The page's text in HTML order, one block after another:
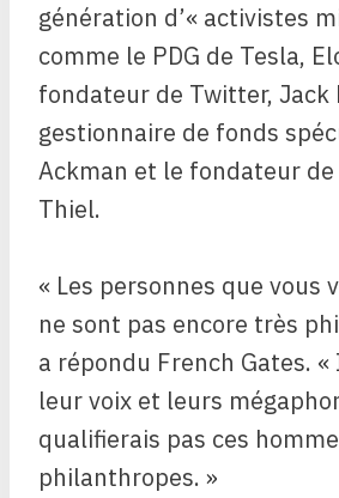
génération d’« activistes
comme le PDG de Tesla,
fondateur de Twitter, Jack
gestionnaire de fonds
Ackman et le fondateur
Thiel.
« Les personnes que vous
ne sont pas encore très
a répondu French Gates.
leur voix et leurs
qualifierais pas ces
philanthropes. »